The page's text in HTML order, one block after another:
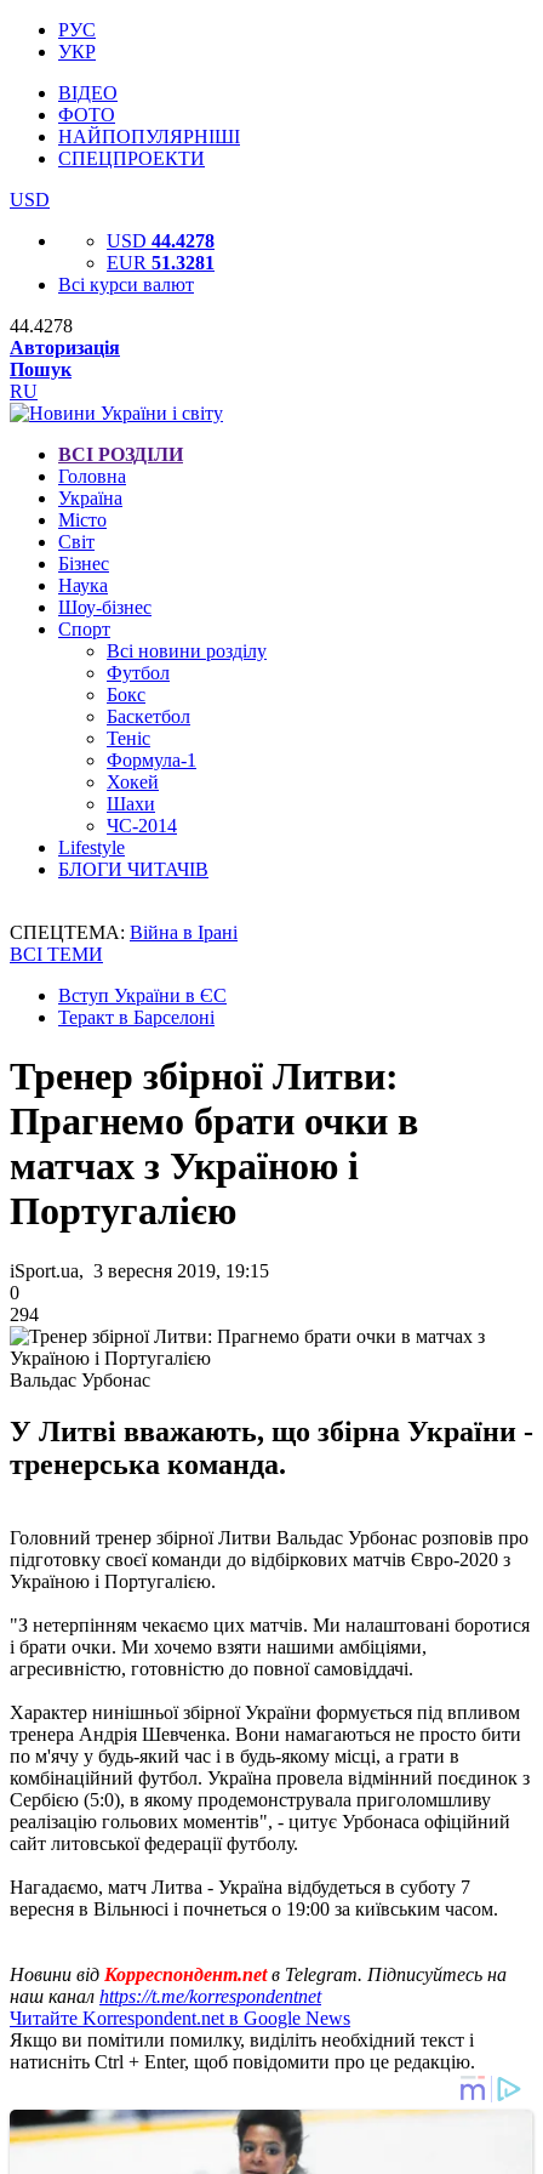
РУС
УКР
ВІДЕО
ФОТО
НАЙПОПУЛЯРНІШІ
СПЕЦПРОЕКТИ
USD
USD 44.4278
EUR 51.3281
Всі курси валют
44.4278
Авторизація
Пошук
RU
ВСІ РОЗДІЛИ
Головна
Україна
Місто
Світ
Бізнес
Наука
Шоу-бізнес
Спорт
Всі новини розділу
Футбол
Бокс
Баскетбол
Теніс
Формула-1
Хокей
Шахи
ЧС-2014
Lifestyle
БЛОГИ ЧИТАЧІВ
СПЕЦТЕМА: Війна в Ірані
ВСІ ТЕМИ
Вступ України в ЄС
Теракт в Барселоні
Тренер збірної Литви:
Прагнемо брати очки в
матчах з Україною і
Португалією
iSport.ua, 3 вересня 2019, 19:15
0
294
Вальдас Урбонас
У Литві вважають, що збірна України -
тренерська команда.
Головний тренер збірної Литви Вальдас Урбонас розповів про
підготовку своєї команди до відбіркових матчів Євро-2020 з
Україною і Португалією.
"З нетерпінням чекаємо цих матчів. Ми налаштовані боротися
і брати очки. Ми хочемо взяти нашими амбіціями,
агресивністю, готовністю до повної самовіддачі.
Характер нинішньої збірної України формується під впливом
тренера Андрія Шевченка. Вони намагаються не просто бити
по м'ячу у будь-який час і в будь-якому місці, а грати в
комбінаційний футбол. Україна провела відмінний поєдинок з
Сербією (5:0), в якому продемонструвала приголомшливу
реалізацію гольових моментів", - цитує Урбонаса офіційний
сайт литовської федерації футболу.
Нагадаємо, матч Литва - Україна відбудеться в суботу 7
вересня в Вільнюсі і почнеться о 19:00 за київським часом.
Новини від Корреспондент.netв Telegram. Підписуйтесь на
наш канал https://t.me/korrespondentnet
Читайте Korrespondent.net в Google News
Якщо ви помітили помилку, виділіть необхідний текст і
натисніть Ctrl + Enter, щоб повідомити про це редакцію.